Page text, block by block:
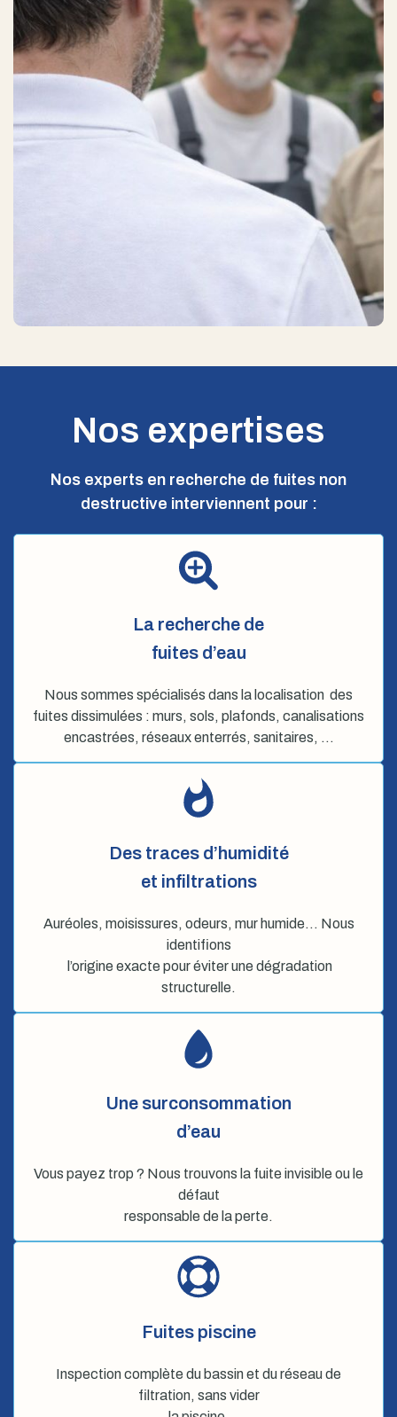
Nos expertises
Nos experts en recherche de fuites non
destructive interviennent pour :
La recherche de
fuites d’eau
Nous sommes spécialisés dans la localisation des
fuites dissimulées : murs, sols, plafonds, canalisations
encastrées, réseaux enterrés, sanitaires, …
Des traces d’humidité
et infiltrations
Auréoles, moisissures, odeurs, mur humide… Nous
identifions
l’origine exacte pour éviter une dégradation
structurelle.
Une surconsommation
d’eau
Vous payez trop ? Nous trouvons la fuite invisible ou le
défaut
responsable de la perte.
Fuites piscine
Inspection complète du bassin et du réseau de
filtration, sans vider